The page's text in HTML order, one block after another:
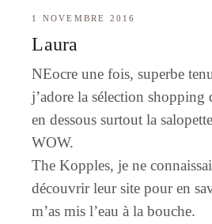
1 NOVEMBRE 2016
Laura
NEocre une fois, superbe
j’adore la sélection shopping
en dessous surtout la
WOW.
The Kopples, je ne
découvrir leur site pour en
m’as mis l’eau à la bouche.